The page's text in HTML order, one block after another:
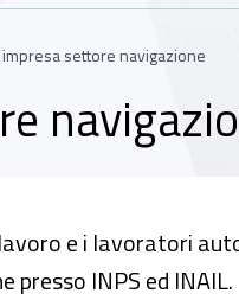
settore navigazione
e i lavoratori
INPS ed INAIL.